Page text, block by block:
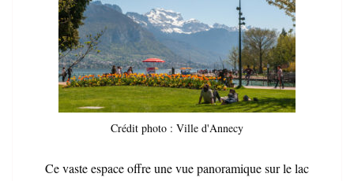
Crédit photo : Ville d'Annecy
Ce vaste espace offre une vue panoramique sur le lac